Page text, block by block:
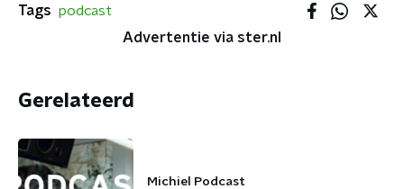
Tags podcast
Advertentie via ster.nl
Gerelateerd
Michiel Podcast